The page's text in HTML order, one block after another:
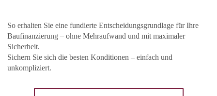
So erhalten Sie eine fundierte Entscheidungsgrundlage für Ihre
Baufinanzierung – ohne Mehraufwand und mit maximaler
Sicherheit.
Sichern Sie sich die besten Konditionen – einfach und
unkompliziert.